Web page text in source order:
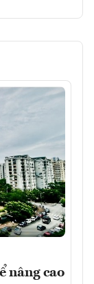
nâng cao